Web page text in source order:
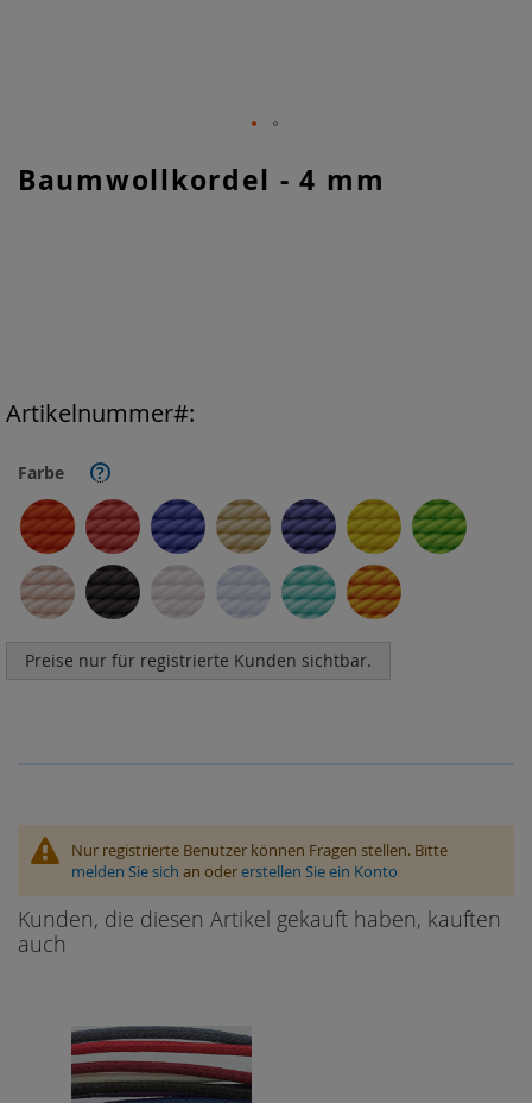
Baumwollkordel - 4 mm
Farbe ?
Preise nur für registrierte Kunden sichtbar.
Artikelnummer
Anfang
Nur registrierte Benutzer können Fragen stellen. Bitte
melden Sie sich an odererstellen Sie ein Konto
Kunden, die diesen Artikel gekauft haben, kauften
auch